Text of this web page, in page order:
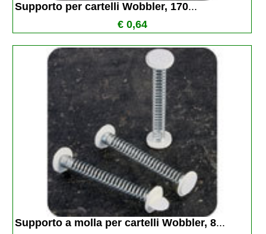
Supporto per cartelli Wobbler, 170...
€ 0,64
Supporto a molla per cartelli Wobbler, 8...